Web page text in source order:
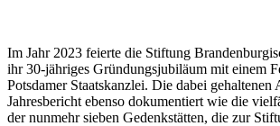
Im Jahr 2023 feierte die Stiftung
ihr 30-jähriges Gründungsjubiläum mit einem
Potsdamer Staatskanzlei. Die dabei gehaltenen
Jahresbericht ebenso dokumentiert wie die
der nunmehr sieben Gedenkstätten, die zur